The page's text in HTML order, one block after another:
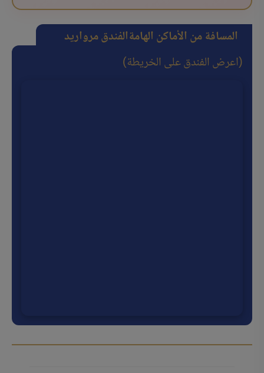
المسافة من الأماكن الهامةالفندق مروارید
(اعرض الفندق على الخريطة)